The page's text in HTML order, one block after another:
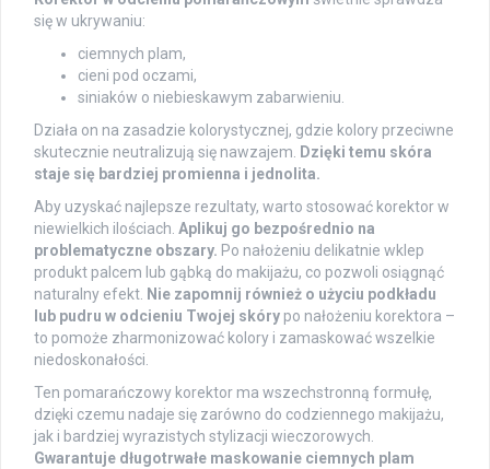
się w ukrywaniu:
ciemnych plam,
cieni pod oczami,
siniaków o niebieskawym zabarwieniu.
Działa on na zasadzie kolorystycznej, gdzie kolory przeciwne
skutecznie neutralizują się nawzajem.
Dzięki temu skóra
staje się bardziej promienna i jednolita.
Aby uzyskać najlepsze rezultaty, warto stosować korektor w
niewielkich ilościach. Aplikuj go bezpośrednio na
problematyczne obszary. Po nałożeniu delikatnie wklep
produkt palcem lub gąbką do makijażu, co pozwoli osiągnąć
naturalny efekt. Nie zapomnij również o użyciu podkładu
lub pudru w odcieniu Twojej skóry po nałożeniu korektora –
to pomoże zharmonizować kolory i zamaskować wszelkie
niedoskonałości.
Ten pomarańczowy korektor ma wszechstronną formułę,
dzięki czemu nadaje się zarówno do codziennego makijażu,
jak i bardziej wyrazistych stylizacji wieczorowych.
Gwarantuje długotrwałe maskowanie ciemnych plam